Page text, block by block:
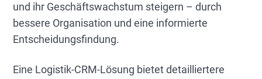
und ihr Geschäftswachstum steigern – durch
bessere Organisation und eine informierte
Entscheidungsfindung.
Eine Logistik-CRM-Lösung bietet detailliertere